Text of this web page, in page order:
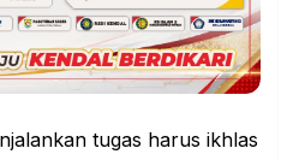
tugas harus ikhlas